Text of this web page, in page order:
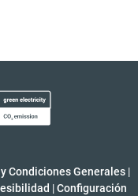
Condiciones Generales |
| Configuración